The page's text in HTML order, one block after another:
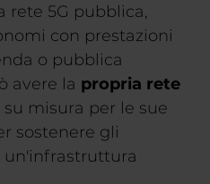
rete 5G pubblica,
con prestazioni
o pubblica
avere la propria rete
misura per le sue
sostenere gli